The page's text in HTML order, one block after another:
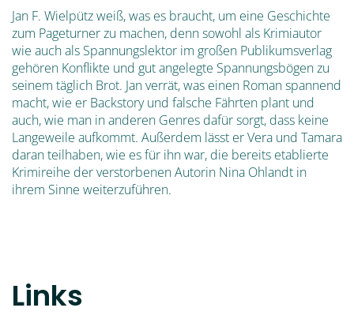
Jan F. Wielpütz weiß, was es braucht, um eine Geschichte
zum Pageturner zu machen, denn sowohl als Krimiautor
wie auch als Spannungslektor im großen Publikumsverlag
gehören Konflikte und gut angelegte Spannungsbögen zu
seinem täglich Brot. Jan verrät, was einen Roman spannend
macht, wie er Backstory und falsche Fährten plant und
auch, wie man in anderen Genres dafür sorgt, dass keine
Langeweile aufkommt. Außerdem lässt er Vera und Tamara
daran teilhaben, wie es für ihn war, die bereits etablierte
Krimireihe der verstorbenen Autorin Nina Ohlandt in
ihrem Sinne weiterzuführen.
Links